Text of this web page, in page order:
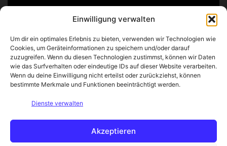
Einwilligung verwalten
Um dir ein optimales Erlebnis zu bieten, verwenden wir Technologien wie
Cookies, um Geräteinformationen zu speichern und/oder darauf
zuzugreifen. Wenn du diesen Technologien zustimmst, können wir Daten
wie das Surfverhalten oder eindeutige IDs auf dieser Website verarbeiten.
Wenn du deine Einwilligung nicht erteilst oder zurückziehst, können
bestimmte Merkmale und Funktionen beeinträchtigt werden.
Dienste verwalten
Akzeptieren
ÜBER UNS
Wir probieren, analysieren und beschreiben Lebensmittel
– von exotischen Zutaten über besondere Spezialitäten bis
hin zu historischen Rezepten.
Geschmackserlebnisse verständlich zu machen. Wenn du
schmeckt, bist du hier genau richtig!
Kontakt: info@wie-schmeckt.de